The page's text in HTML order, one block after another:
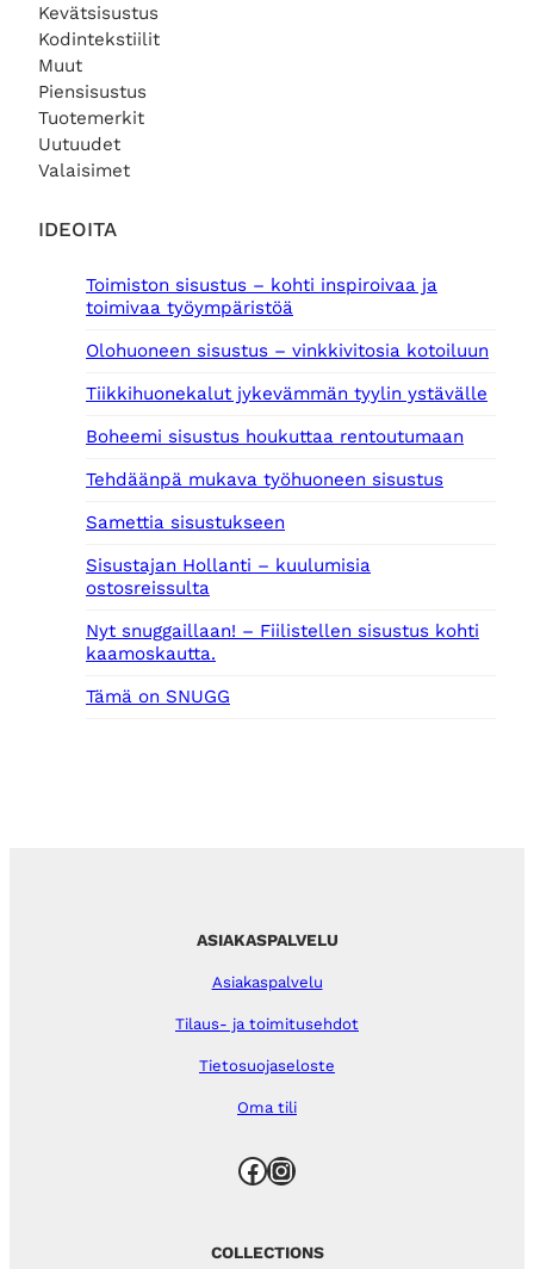
Kevätsisustus
Kodintekstiilit
Muut
Piensisustus
Tuotemerkit
Uutuudet
Valaisimet
IDEOITA
Toimiston sisustus – kohti inspiroivaa ja
toimivaa työympäristöä
Olohuoneen sisustus – vinkkivitosia kotoiluun
Tiikkihuonekalut jykevämmän tyylin ystävälle
Boheemi sisustus houkuttaa rentoutumaan
Tehdäänpä mukava työhuoneen sisustus
Samettia sisustukseen
Sisustajan Hollanti – kuulumisia
ostosreissulta
Nyt snuggaillaan! – Fiilistellen sisustus kohti
kaamoskautta.
Tämä on SNUGG
ASIAKASPALVELU
Asiakaspalvelu
Tilaus- ja toimitusehdot
Tietosuojaseloste
Oma tili
Facebook Instagram
COLLECTIONS